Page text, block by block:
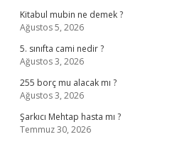
Kitabul mubin ne demek ?
Ağustos 5, 2026
5. sınıfta cami nedir ?
Ağustos 3, 2026
255 borç mu alacak mı ?
Ağustos 3, 2026
Şarkıcı Mehtap hasta mı ?
Temmuz 30, 2026